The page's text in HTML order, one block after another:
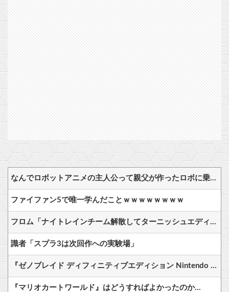
なんでロボットアニメの主人公って親父が作ったロボに乗ることが多いの？
ファイファン5で唯一学んだことｗｗｗｗｗｗｗｗ
フロム「ナイトレインチーム解散してターニッシュエディション完成させました」←これｗｗｗｗ
識者「スプラ3は次回作への実験場」
『ゼノブレイド ディフィニティブエディション Nintendo Switch 2 Edition』3,713 本
『マリオカートワールド』はどうすればよかったのか…